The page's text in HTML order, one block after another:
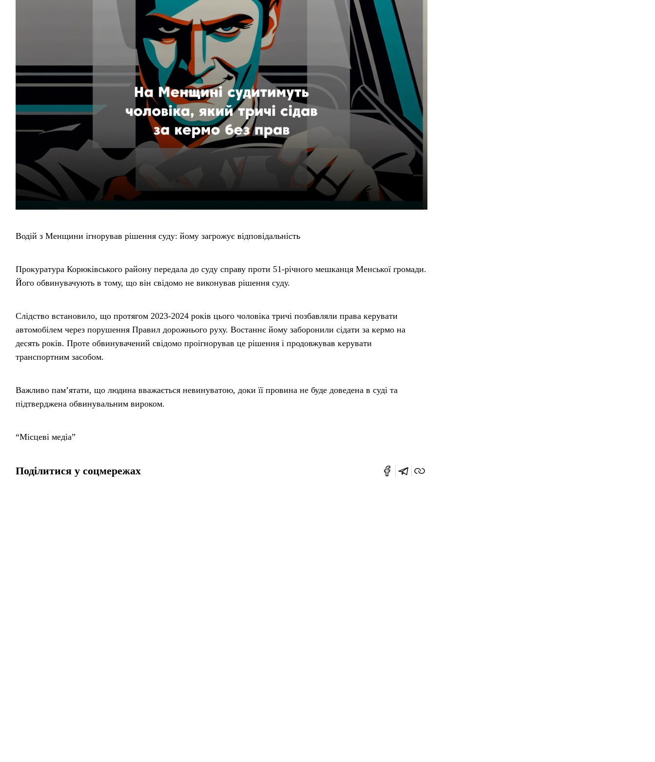
Водій з Менщини ігнорував рішення суду: йому загрожує відповідальність
Прокуратура Корюківського району передала до суду справу проти 51-річного мешканця Менської громади.
Його обвинувачують в тому, що він свідомо не виконував рішення суду.
Слідство встановило, що протягом 2023-2024 років цього чоловіка тричі позбавляли права керувати
автомобілем через порушення Правил дорожнього руху. Востаннє йому заборонили сідати за кермо на
десять років. Проте обвинувачений свідомо проігнорував це рішення і продовжував керувати
транспортним засобом.
Важливо пам’ятати, що людина вважається невинуватою, доки її провина не буде доведена в суді та
підтверджена обвинувальним вироком.
“Місцеві медіа”
Поділитися у соцмережах